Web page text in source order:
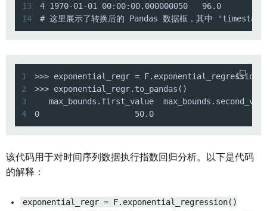
13
14
# 这里展示了转换后的 Pandas 数据框，其中
1
2
3
4
0                    50.0
该代码用于对时间序列数据执行指数回归分析。以下是代码
的解释：
exponential_regr = F.exponential_regression()